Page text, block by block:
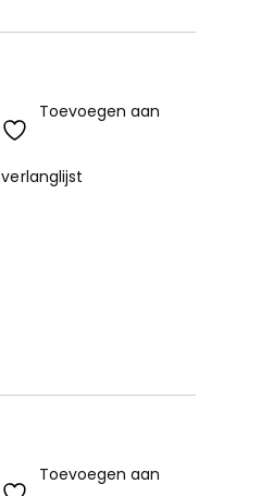
Toevoegen aan
verlanglijst
Toevoegen aan